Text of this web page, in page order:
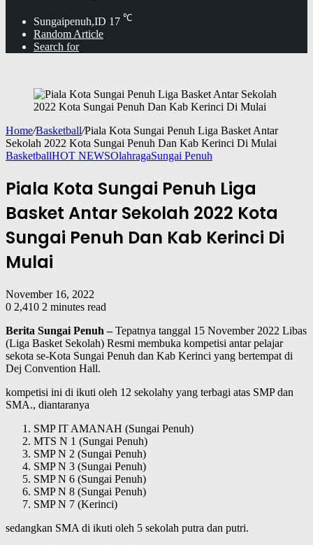
Sungaipenuh,ID 17 ℃
Random Article
Search for
Home/Basketball/Piala Kota Sungai Penuh Liga Basket Antar
Sekolah 2022 Kota Sungai Penuh Dan Kab Kerinci Di Mulai
BasketballHOT NEWSOlahragaSungai Penuh
Piala Kota Sungai Penuh Liga
Basket Antar Sekolah 2022 Kota
Sungai Penuh Dan Kab Kerinci Di
Mulai
November 16, 2022
0 2,410 2 minutes read
Berita Sungai Penuh –Tepatnya tanggal 15 November 2022 Libas
(Liga Basket Sekolah) Resmi membuka kompetisi antar pelajar
sekota se-Kota Sungai Penuh dan Kab Kerinci yang bertempat di
Dej Convention Hall.
kompetisi ini di ikuti oleh 12 sekolahy yang terbagi atas SMP dan
SMA., diantaranya
SMP IT AMANAH (Sungai Penuh)
MTS N 1 (Sungai Penuh)
SMP N 2 (Sungai Penuh)
SMP N 3 (Sungai Penuh)
SMP N 6 (Sungai Penuh)
SMP N 8 (Sungai Penuh)
SMP N 7 (Kerinci)
sedangkan SMA di ikuti oleh 5 sekolah putra dan putri.